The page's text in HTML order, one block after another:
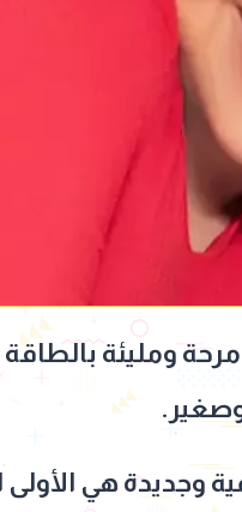
ومليئة بالطاقة
هي الأولى